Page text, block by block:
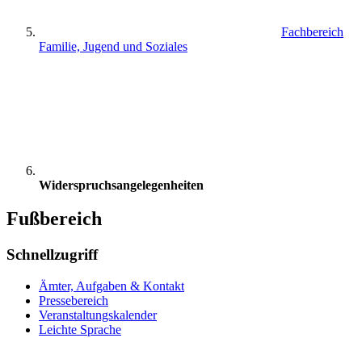
Fachbereich
Familie, Jugend und Soziales
Widerspruchsangelegenheiten
Fußbereich
Schnellzugriff
Ämter, Aufgaben & Kontakt
Pressebereich
Veranstaltungskalender
Leichte Sprache